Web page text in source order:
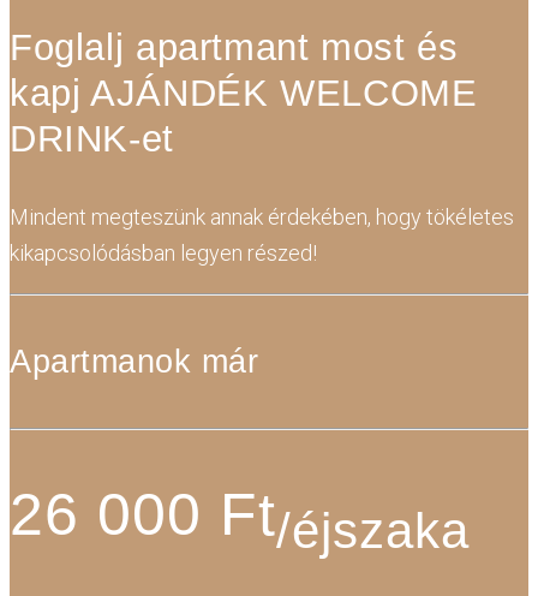
Foglalj apartmant most és
kapj AJÁNDÉK WELCOME
DRINK-et
Mindent megteszünk annak érdekében, hogy tökéletes
kikapcsolódásban legyen részed!
Apartmanok már
26 000 Ft/éjszaka